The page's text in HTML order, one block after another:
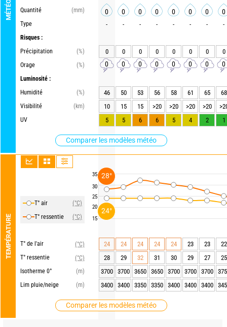
MÉTÉO
Quantité
(mm)
Type
Risques :
Précipitation
(%)
Orage
(%)
Luminosité :
Humidité
(%)
Visibilité
(km)
UV
Comparer les modèles météo
TEMPÉRATURE
T° air
(°C)
T° ressentie
(°C)
T° de l'air
(°C)
T° ressentie
(°C)
Isotherme 0°
(m)
Lim pluie/neige
(m)
Comparer les modèles météo
35
30
25
20
15
0 0 0 0 0 0 0 0
- - - - - - - -
0 0 0 0 0 0 0 0
0 0 0 0 0 0 0 0
46 50 53 56 58 61 65
68
10
15 15 >20 >20 >20 >20
5
5 6 6 5 4 2 1
24 24 24 24 24 23 23
22
28
29 32 31 30 29 27
25
3700
3700 3650 3650 3700 3700 3700
3400
3400 3350 3350 3400 3400 3400
24°
28°